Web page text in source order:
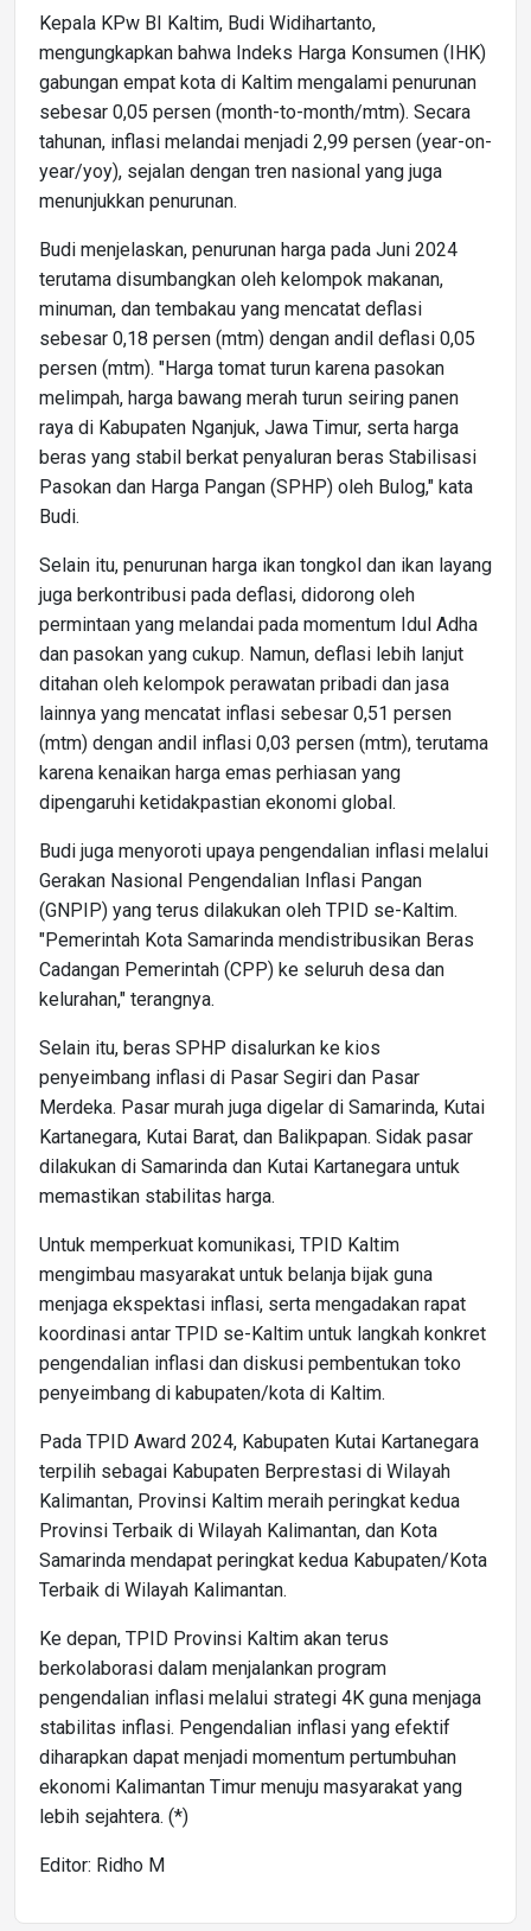
Kepala KPw BI Kaltim, Budi Widihartanto,
mengungkapkan bahwa Indeks Harga Konsumen (IHK)
gabungan empat kota di Kaltim mengalami penurunan
sebesar 0,05 persen (month-to-month/mtm). Secara
tahunan, inflasi melandai menjadi 2,99 persen (year-on-
year/yoy), sejalan dengan tren nasional yang juga
menunjukkan penurunan.
Budi menjelaskan, penurunan harga pada Juni 2024
terutama disumbangkan oleh kelompok makanan,
minuman, dan tembakau yang mencatat deflasi
sebesar 0,18 persen (mtm) dengan andil deflasi 0,05
persen (mtm). "Harga tomat turun karena pasokan
melimpah, harga bawang merah turun seiring panen
raya di Kabupaten Nganjuk, Jawa Timur, serta harga
beras yang stabil berkat penyaluran beras Stabilisasi
Pasokan dan Harga Pangan (SPHP) oleh Bulog," kata
Budi.
Selain itu, penurunan harga ikan tongkol dan ikan layang
juga berkontribusi pada deflasi, didorong oleh
permintaan yang melandai pada momentum Idul Adha
dan pasokan yang cukup. Namun, deflasi lebih lanjut
ditahan oleh kelompok perawatan pribadi dan jasa
lainnya yang mencatat inflasi sebesar 0,51 persen
(mtm) dengan andil inflasi 0,03 persen (mtm), terutama
karena kenaikan harga emas perhiasan yang
dipengaruhi ketidakpastian ekonomi global.
Budi juga menyoroti upaya pengendalian inflasi melalui
Gerakan Nasional Pengendalian Inflasi Pangan
(GNPIP) yang terus dilakukan oleh TPID se-Kaltim.
"Pemerintah Kota Samarinda mendistribusikan Beras
Cadangan Pemerintah (CPP) ke seluruh desa dan
kelurahan," terangnya.
Selain itu, beras SPHP disalurkan ke kios
penyeimbang inflasi di Pasar Segiri dan Pasar
Merdeka. Pasar murah juga digelar di Samarinda, Kutai
Kartanegara, Kutai Barat, dan Balikpapan. Sidak pasar
dilakukan di Samarinda dan Kutai Kartanegara untuk
memastikan stabilitas harga.
Untuk memperkuat komunikasi, TPID Kaltim
mengimbau masyarakat untuk belanja bijak guna
menjaga ekspektasi inflasi, serta mengadakan rapat
koordinasi antar TPID se-Kaltim untuk langkah konkret
pengendalian inflasi dan diskusi pembentukan toko
penyeimbang di kabupaten/kota di Kaltim.
Pada TPID Award 2024, Kabupaten Kutai Kartanegara
terpilih sebagai Kabupaten Berprestasi di Wilayah
Kalimantan, Provinsi Kaltim meraih peringkat kedua
Provinsi Terbaik di Wilayah Kalimantan, dan Kota
Samarinda mendapat peringkat kedua Kabupaten/Kota
Terbaik di Wilayah Kalimantan.
Ke depan, TPID Provinsi Kaltim akan terus
berkolaborasi dalam menjalankan program
pengendalian inflasi melalui strategi 4K guna menjaga
stabilitas inflasi. Pengendalian inflasi yang efektif
diharapkan dapat menjadi momentum pertumbuhan
ekonomi Kalimantan Timur menuju masyarakat yang
lebih sejahtera. (*)
Editor: Ridho M